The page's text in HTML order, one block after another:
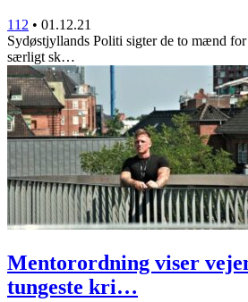
112 • 01.12.21
Sydøstjyllands Politi sigter de to mænd
særligt sk…
Mentorordning viser
tungeste kri…